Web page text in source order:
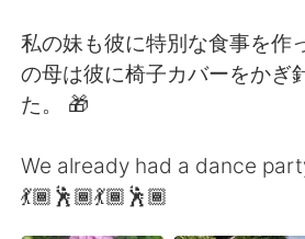
Русский ไทย
Indonesia Italiano
Português
私の妹も彼に特別な食事を作
の母は彼に椅子カバーをかぎ
た。 🎁
We already had a dance
💃🏾🕺🏾💃🏾🕺🏾